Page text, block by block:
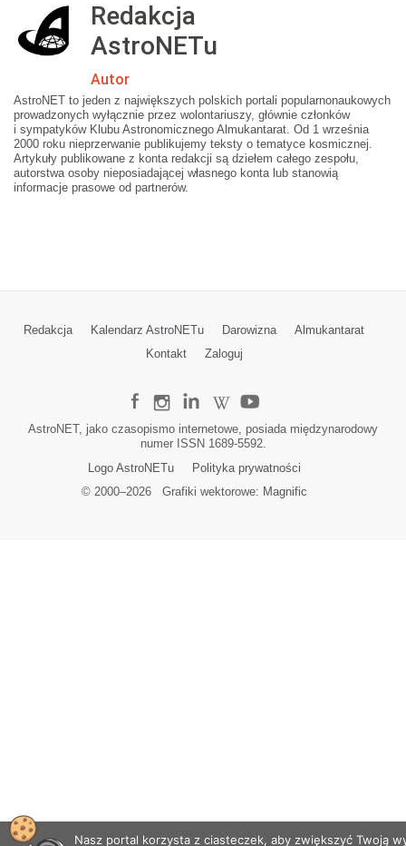
Redakcja
AstroNETu
Autor
AstroNET to jeden z największych polskich portali popularnonaukowych
prowadzonych wyłącznie przez wolontariuszy, głównie członków
i sympatyków Klubu Astronomicznego Almukantarat. Od 1 września
2000 roku nieprzerwanie publikujemy teksty o tematyce kosmicznej.
Artykuły publikowane z konta redakcji są dziełem całego zespołu,
autorstwa osoby nieposiadającej własnego konta lub stanowią
informacje prasowe od partnerów.
Redakcja Kalendarz AstroNETu Darowizna
Almukantarat
Kontakt
Zaloguj
AstroNET, jako czasopismo internetowe, posiada międzynarodowy
numer ISSN 1689-5592.
Logo AstroNETu
Polityka prywatności
© 2000–2026Grafiki wektorowe: Magnific
Nasz portal korzysta z ciasteczek, aby zwiększyć Twoją